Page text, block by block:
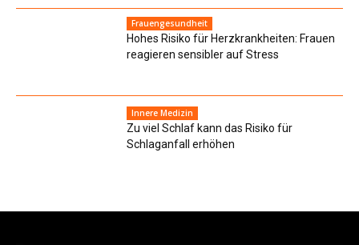
Frauengesundheit
Hohes Risiko für Herzkrankheiten: Frauen
reagieren sensibler auf Stress
Innere Medizin
Zu viel Schlaf kann das Risiko für
Schlaganfall erhöhen